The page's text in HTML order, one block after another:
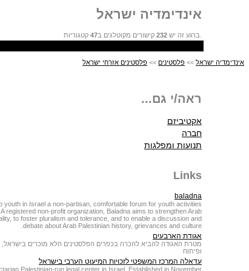
אינדימדיה ישראל
ברגע זה יש 232 קישורים מקוטלגים ב47
אינדימדיה ישראל >> פלסטינים >> פלסטינים אזרחי ישראל
ראה/י גם...
אקטיביזם
חברה
תנועות ומפלגות
Links
baladna
youth in Israel a non-partisan, comfortable forum for youth activities
registered non-profit organization, Baladna aims to strengthen Arab
to foster pluralism and tolerance, and to enable a discussion and
debate about Arab Palestinian history, grievances and culture.
אגודת הארבעים
מטרת האגודה להביא להכרה בכפרים הפלסטינים הלא מוכרים
ופיתוח
עדאלה המרכז המשפטי לזכויות המיעוט הערבי בישראל
Palestinian-run legal center in Israel. Established in November